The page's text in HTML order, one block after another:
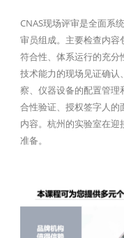
CNAS现场评审是全面系
审员组成。主要检查内
符合性、体系运行的充
技术能力的现场见证确
察、仪器设备的配置管
合性验证、授权签字人
内容。杭州的实验室在
准备。